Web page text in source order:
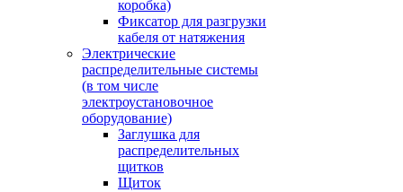
коробка)
Фиксатор для разгрузки
кабеля от натяжения
Электрические
распределительные системы
(в том числе
электроустановочное
оборудование)
Заглушка для
распределительных
щитков
Щиток